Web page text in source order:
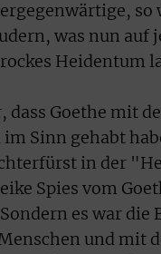
so
was nun
Heidentum
dass Goethe mit
Sinn gehabt
in der
Spies vom
es war
und mit